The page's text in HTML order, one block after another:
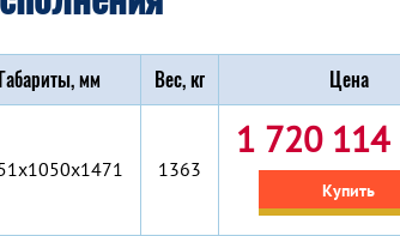
Габариты, мм Вес, кг Цена
1363
1 720 114
Купить